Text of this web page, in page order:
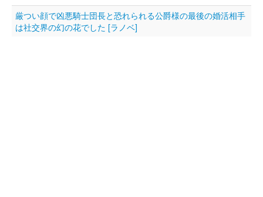
厳つい顔で凶悪騎士団長と恐れられる公爵様の最後の婚活相手
は社交界の幻の花でした [ラノベ]